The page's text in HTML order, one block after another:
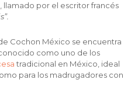
llamado por el escritor francés
Cochon México se encuentra
como uno de los
tradicional en México, ideal
para los madrugadores con